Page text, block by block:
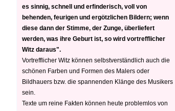
es sinnig, schnell und erfinderisch, voll von
behenden, feurigen und ergötzlichen Bildern; wenn
diese dann der Stimme, der Zunge, überliefert
werden, was ihre Geburt ist, so wird vortrefflicher
Witz daraus".
Vortrefflicher Witz können selbstverständlich auch die
schönen Farben und Formen des Malers oder
Bildhauers bzw. die spannenden Klänge des Musikers
sein.
Texte um reine Fakten können heute problemlos von